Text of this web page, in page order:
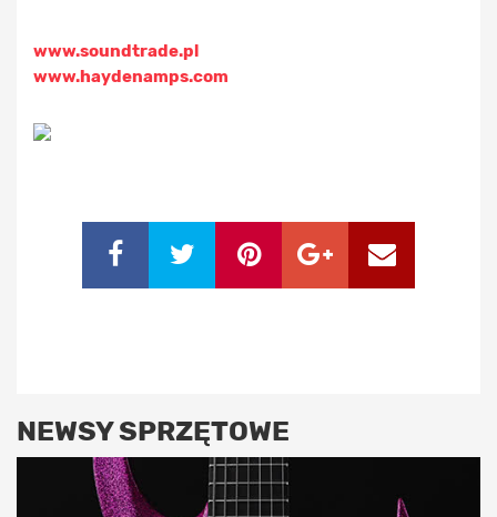
www.soundtrade.pl
www.haydenamps.com
NEWSY SPRZĘTOWE